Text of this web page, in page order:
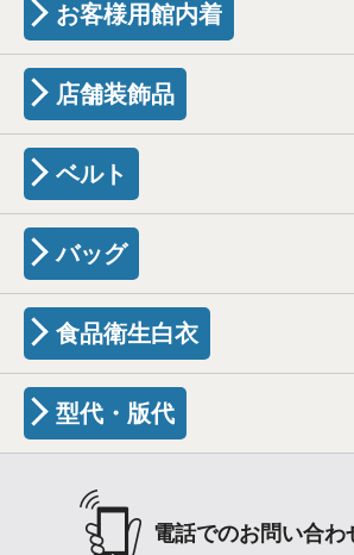
お客様用館内着
店舗装飾品
ベルト
バッグ
食品衛生白衣
型代・版代
電話でのお問い合わ